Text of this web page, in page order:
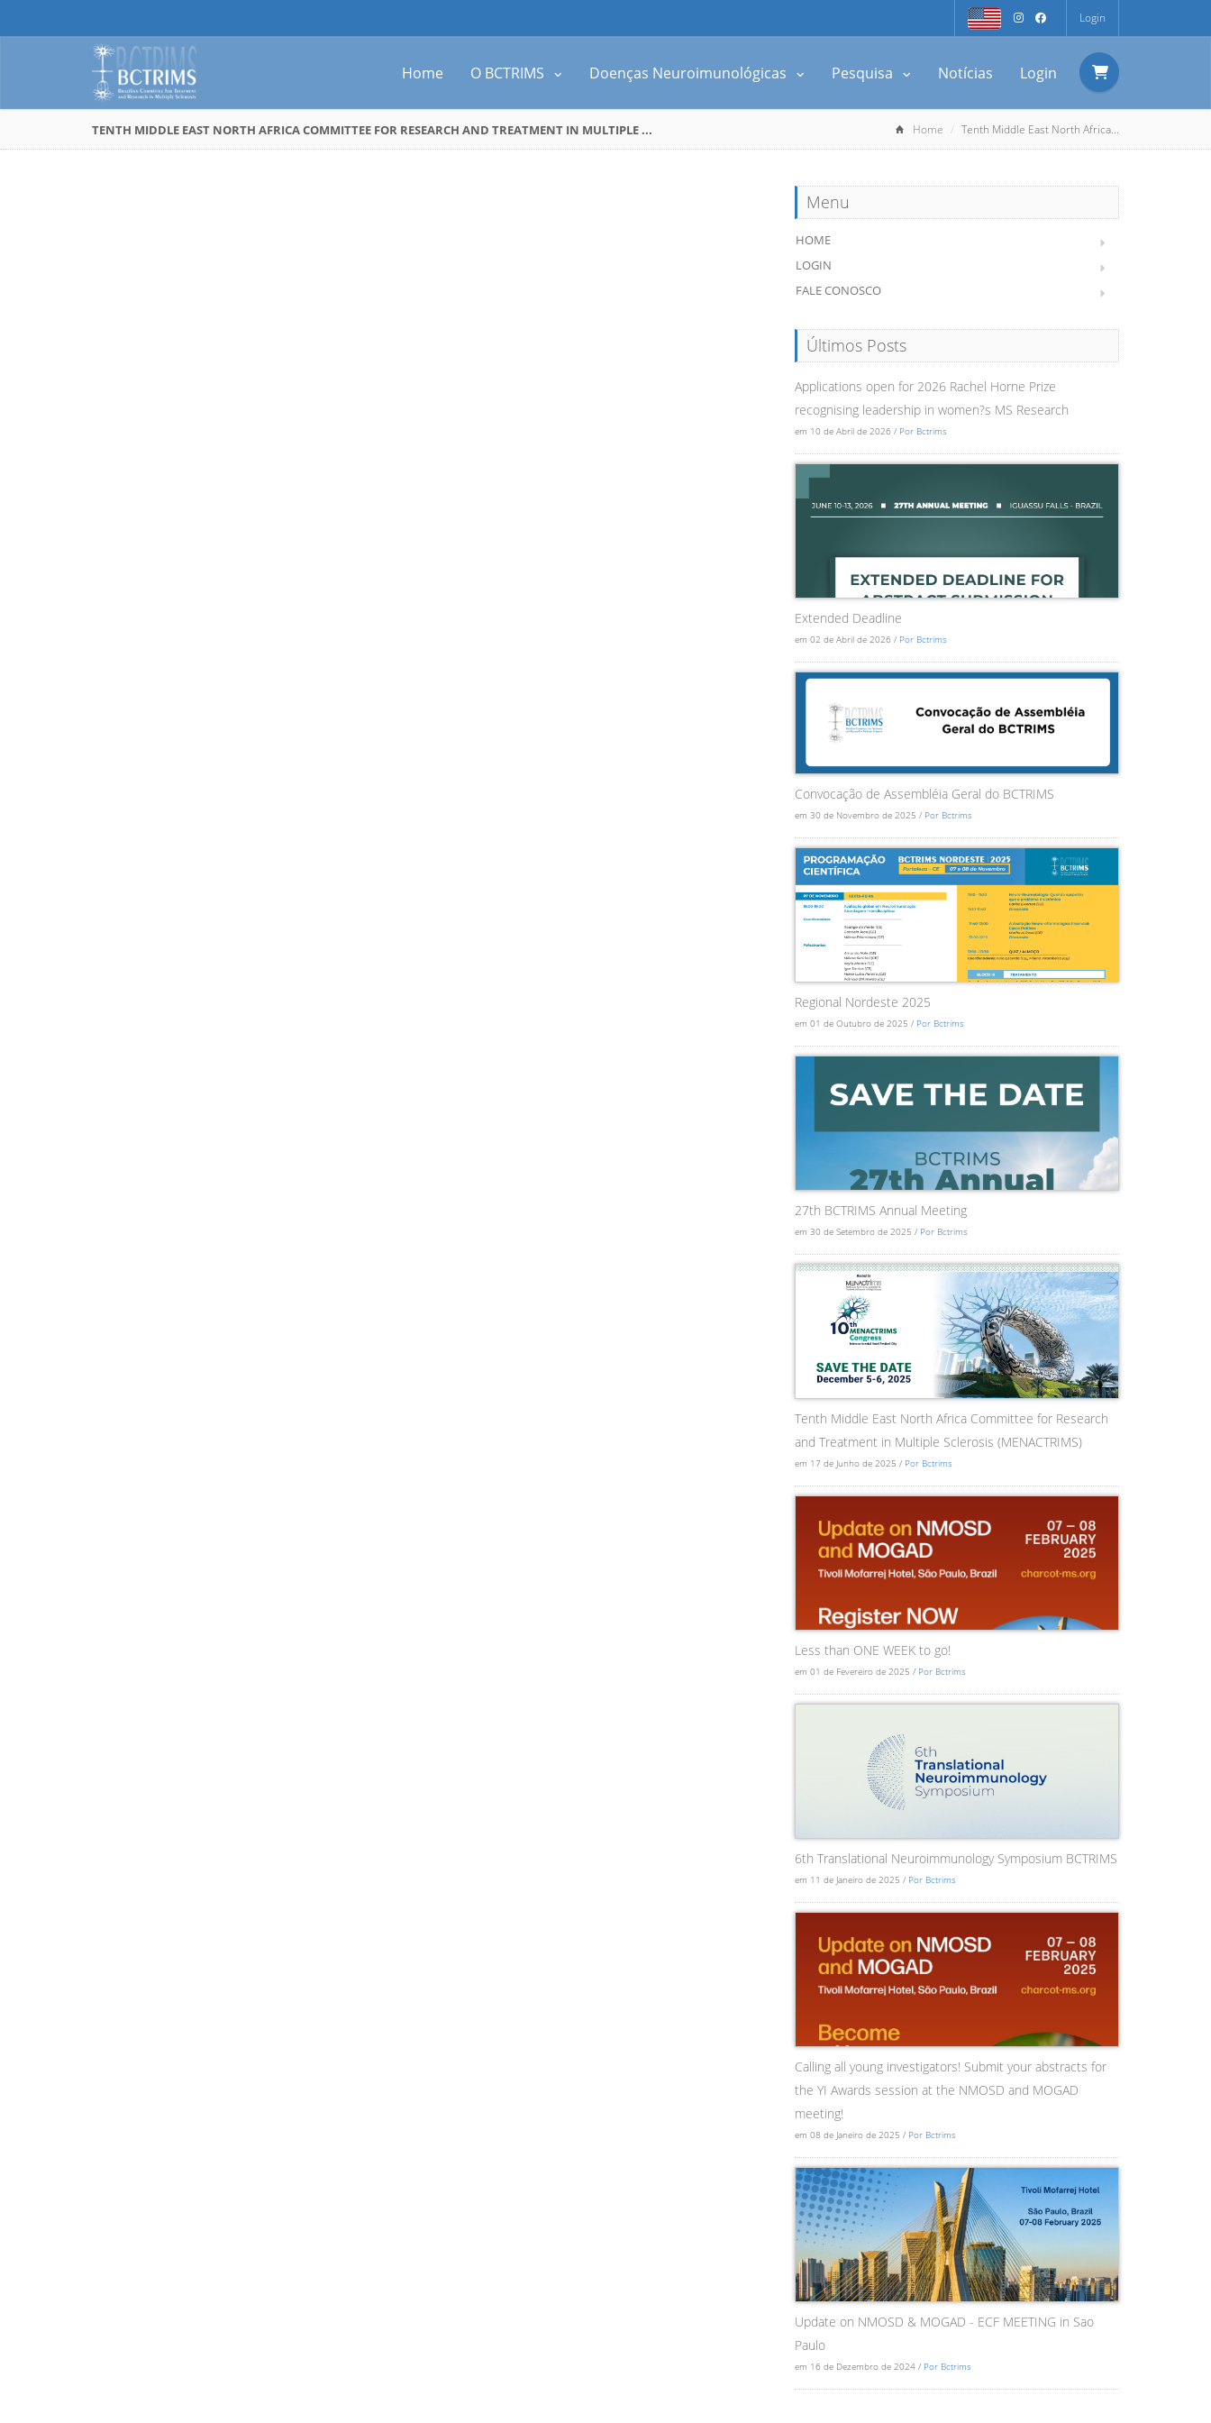
Login
Home O BCTRIMS Doenças Neuroimunológicas Pesquisa Notícias Login
TENTH MIDDLE EAST NORTH AFRICA COMMITTEE FOR RESEARCH AND TREATMENT IN MULTIPLE ... Home Tenth Middle East North Africa...
Menu
HOME
LOGIN
FALE CONOSCO
Últimos Posts
Applications open for 2026 Rachel Horne Prize
recognising leadership in women?s MS Research
em 10 de Abril de 2026 / Por Bctrims
Extended Deadline
em 02 de Abril de 2026 / Por Bctrims
Convocação de Assembléia Geral do BCTRIMS
em 30 de Novembro de 2025 / Por Bctrims
Regional Nordeste 2025
em 01 de Outubro de 2025 / Por Bctrims
27th BCTRIMS Annual Meeting
em 30 de Setembro de 2025 / Por Bctrims
Tenth Middle East North Africa Committee for Research
and Treatment in Multiple Sclerosis (MENACTRIMS)
em 17 de Junho de 2025 / Por Bctrims
Less than ONE WEEK to go!
em 01 de Fevereiro de 2025 / Por Bctrims
6th Translational Neuroimmunology Symposium BCTRIMS
em 11 de Janeiro de 2025 / Por Bctrims
Calling all young investigators! Submit your abstracts for
the YI Awards session at the NMOSD and MOGAD
meeting!
em 08 de Janeiro de 2025 / Por Bctrims
Update on NMOSD & MOGAD - ECF MEETING in Sao
Paulo
em 16 de Dezembro de 2024 / Por Bctrims